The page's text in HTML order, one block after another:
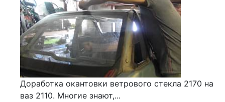
Доработка окантовки ветрового стекла 2170 на
ваз 2110. Многие знают,...